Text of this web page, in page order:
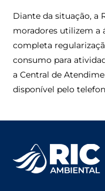
Diante da situação, a
moradores utilizem a
completa
consumo para
a Central de
disponível pelo